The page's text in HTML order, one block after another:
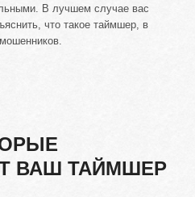
В лучшем случае вас
что такое таймшер, в
ВАШ ТАЙМШЕР